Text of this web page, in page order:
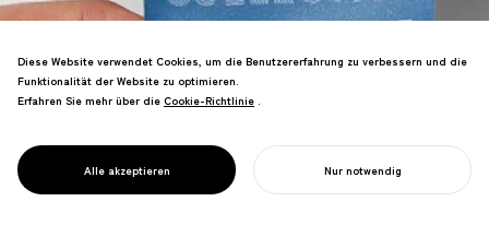
SAGA
COLLECTIVE
Japans erste vollständig
Unternehmen aus Saga vereint. Modell
Green Purchasing Award und KMU-
Revitalisierungs-Sonderpreis.
Diese Website verwendet Cookies, um die Benutzererfahrung zu verbessern und die
Funktionalität der Website zu optimieren.
Erfahren Sie mehr über die Cookie-Richtlinie
Cookie-Richtlinie .
Alle akzeptieren Nur notwendig